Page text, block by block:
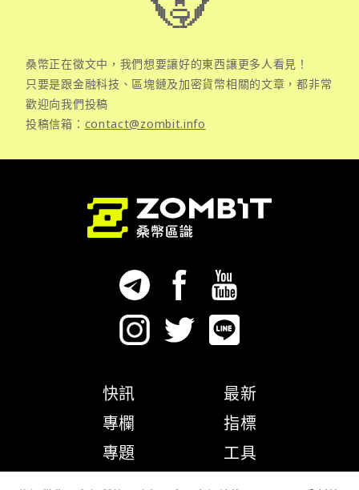
桑幣正在徵文中，我們想要讓好的東西讓更多人看見！
只要是跟金融科技、區塊鏈及加密貨幣相關的文章，都非常
歡迎向我們投稿
投稿信箱： contact@zombit.info
快訊
專欄
專題
最新
指標
工具